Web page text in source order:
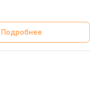
Подробнее